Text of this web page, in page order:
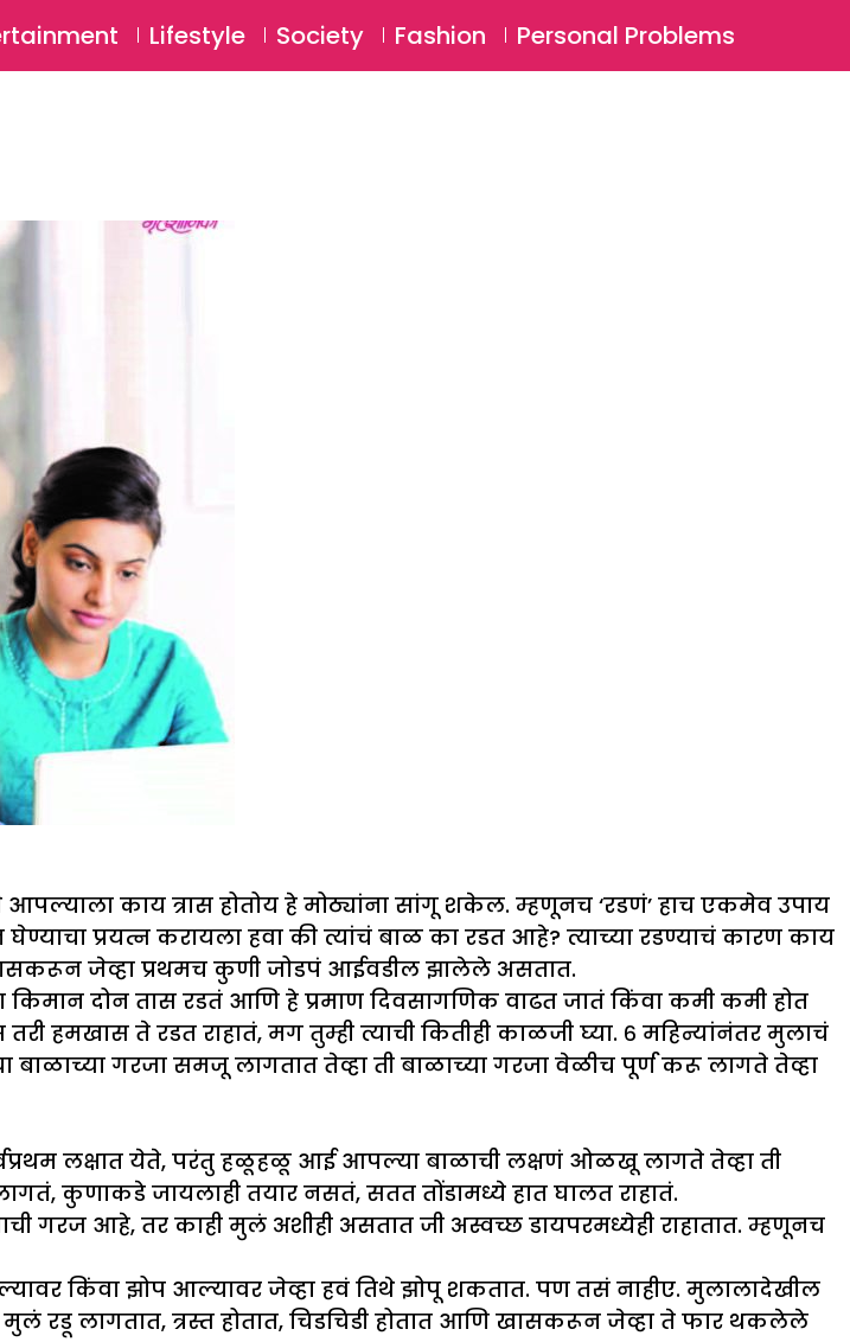
SUBSCRIBE Login ⚲
Lifestyle Society Fashion Personal Problems
काय त्रास होतोय हे मोठ्यांना सांगू शकेल. म्हणूनच ‘रडणं’ हाच एकमेव उपाय
प्रयत्न करायला हवा की त्यांचं बाळ का रडत आहे? त्याच्या रडण्याचं कारण काय
जेव्हा प्रथमच कुणी जोडपं आईवडील झालेले असतात.
दोन तास रडतं आणि हे प्रमाण दिवसागणिक वाढत जातं किंवा कमी कमी होत
हमखास ते रडत राहातं, मग तुम्ही त्याची कितीही काळजी घ्या. ६ महिन्यांनंतर मुलाचं
गरजा समजू लागतात तेव्हा ती बाळाच्या गरजा वेळीच पूर्ण करू लागते तेव्हा
लक्षात येते, परंतु हळूहळू आई आपल्या बाळाची लक्षणं ओळखू लागते तेव्हा ती
कुणाकडे जायलाही तयार नसतं, सतत तोंडामध्ये हात घालत राहातं.
गरज आहे, तर काही मुलं अशीही असतात जी अस्वच्छ डायपरमध्येही राहातात. म्हणूनच
किंवा झोप आल्यावर जेव्हा हवं तिथे झोपू शकतात. पण तसं नाहीए. मुलालादेखील
रडू लागतात, त्रस्त होतात, चिडचिडी होतात आणि खासकरून जेव्हा ते फार थकलेले